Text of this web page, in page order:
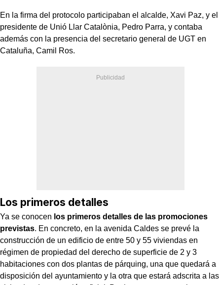
En la firma del protocolo participaban el alcalde, Xavi Paz, y el
presidente de Unió Llar Catalònia, Pedro Parra, y contaba
además con la presencia del secretario general de UGT en
Cataluña, Camil Ros.
Los primeros detalles
Ya se conocen los primeros detalles de las promociones
previstas. En concreto, en la avenida Caldes se prevé la
construcción de un edificio de entre 50 y 55 viviendas en
régimen de propiedad del derecho de superficie de 2 y 3
habitaciones con dos plantas de párquing, una que quedará a
disposición del ayuntamiento y la otra que estará adscrita a las